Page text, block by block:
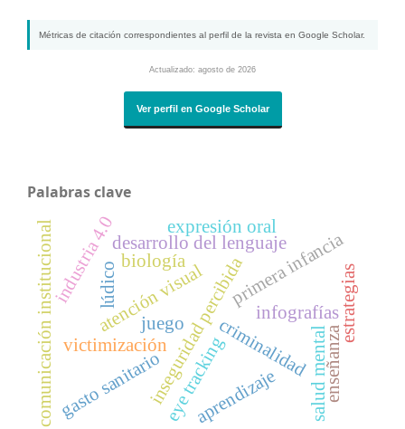
Métricas de citación correspondientes al perfil de la revista en Google Scholar.
Actualizado: agosto de 2026
Ver perfil en Google Scholar
Palabras clave
criminalidadsalud mental
victimizacióninseguridad percibida
desarrollo del lenguajeprimera infancia
expresión oral
eye tracking
atención visual
comunicación institucional infografías
biología
juego
aprendizaje
estrategias
lúdico
enseñanza
industria 4.0
gasto sanitario